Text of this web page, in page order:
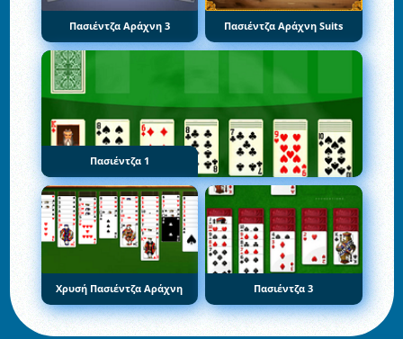
Πασιέντζα Αράχνη 3 Πασιέντζα Αράχνη Suits
Πασιέντζα 1
Χρυσή Πασιέντζα Αράχνη Πασιέντζα 3